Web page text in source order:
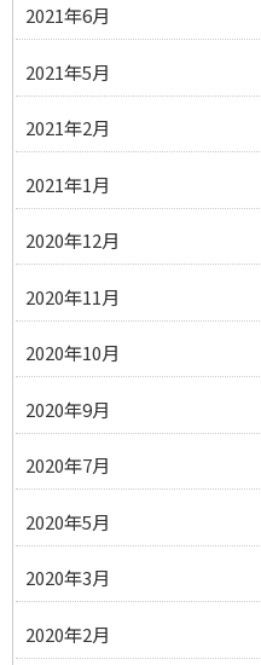
2021年6月
2021年5月
2021年2月
2021年1月
2020年12月
2020年11月
2020年10月
2020年9月
2020年7月
2020年5月
2020年3月
2020年2月